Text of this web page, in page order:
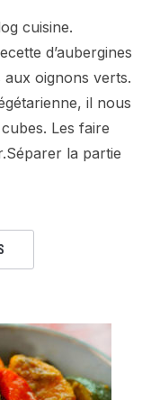
cuisine.
d’aubergines
aux oignons verts.
il nous
Les faire
la partie